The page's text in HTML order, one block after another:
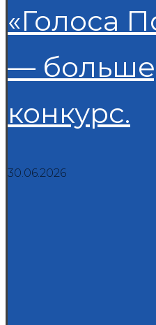
«Голоса
—
конкурс.
30.06.2026